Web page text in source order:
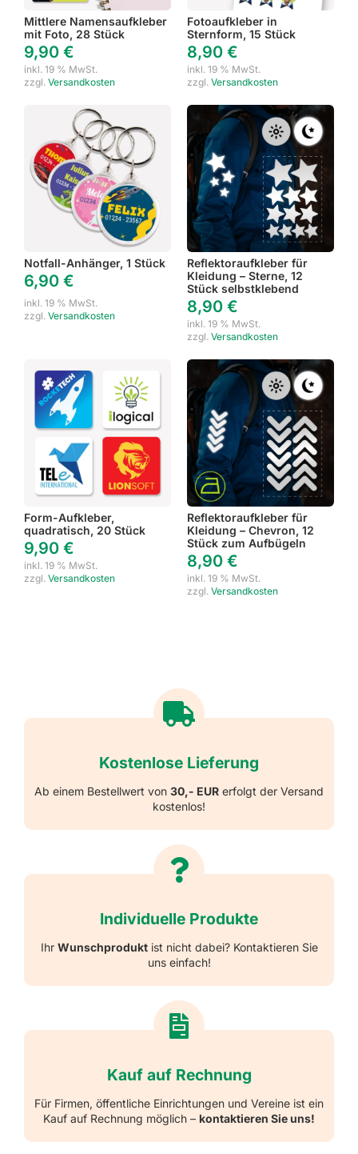
Mittlere Namensaufkleber
mit Foto, 28 Stück
9,90 €
inkl. 19 % MwSt.
zzgl. Versandkosten
Fotoaufkleber in
Sternform, 15 Stück
8,90 €
inkl. 19 % MwSt.
zzgl. Versandkosten
Notfall-Anhänger, 1 Stück
6,90 €
inkl. 19 % MwSt.
zzgl. Versandkosten
Reflektoraufkleber für
Kleidung – Sterne, 12
Stück selbstklebend
8,90 €
inkl. 19 % MwSt.
zzgl. Versandkosten
Form-Aufkleber,
quadratisch, 20 Stück
9,90 €
inkl. 19 % MwSt.
zzgl. Versandkosten
Reflektoraufkleber für
Kleidung – Chevron, 12
Stück zum Aufbügeln
8,90 €
inkl. 19 % MwSt.
zzgl. Versandkosten
Kostenlose Lieferung
Ab einem Bestellwert von 30,- EUR erfolgt der Versand
kostenlos!
Individuelle Produkte
Ihr Wunschproduktist nicht dabei? Kontaktieren Sie
uns einfach!
Kauf auf Rechnung
Für Firmen, öffentliche Einrichtungen und Vereine ist ein
Kauf auf Rechnung möglich – kontaktieren Sie uns!